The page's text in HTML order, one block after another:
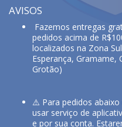
AVISOS
Fazemos entregas
pedidos acima de
localizados na Zona
Esperança, Gramame,
Grotão)
⚠️ Para pedidos abaixo
usar serviço de
e por sua conta.